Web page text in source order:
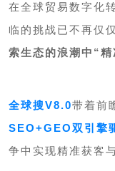
在全球贸易数字化
临的挑战已不再仅
索生态的浪潮中“精
全球搜V8.0带着前
SEO+GEO双引擎
争中实现精准获客